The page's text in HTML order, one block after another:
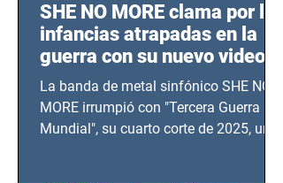
SHE NO MORE clama por las
infancias atrapadas en la
guerra con su nuevo video
TERCERA GUERRA
MUNDIAL
La banda de metal sinfónico SHE NO
MORE irrumpió con "Tercera Guerra
Mundial", su cuarto corte de 2025, un